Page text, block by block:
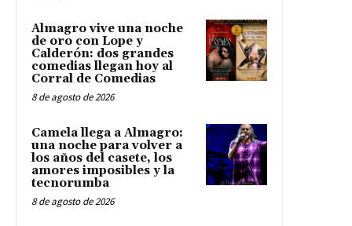
Almagro vive una noche
de oro con Lope y
Calderón: dos grandes
comedias llegan hoy al
Corral de Comedias
8 de agosto de 2026
Camela llega a Almagro:
una noche para volver a
los años del casete, los
amores imposibles y la
tecnorumba
8 de agosto de 2026